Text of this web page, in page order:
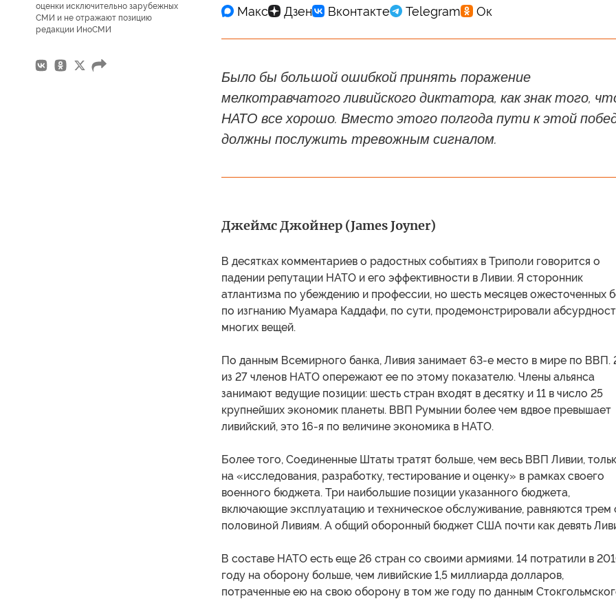
оценки исключительно зарубежных
СМИ и не отражают позицию
редакции ИноСМИ
Было бы большой ошибкой принять поражение
мелкотравчатого ливийского диктатора, как знак того,
НАТО все хорошо. Вместо этого полгода пути к этой
должны послужить тревожным сигналом.
Джеймс Джойнер (James Joyner)
В десятках комментариев о радостных событиях в Триполи говорится о
падении репутации НАТО и его эффективности в Ливии. Я сторонник
атлантизма по убеждению и профессии, но шесть месяцев ожесточенных
по изгнанию Муамара Каддафи, по сути, продемонстрировали
многих вещей.
По данным Всемирного банка, Ливия занимает 63-е место в мире по ВВП.
из 27 членов НАТО опережают ее по этому показателю. Члены альянса
занимают ведущие позиции: шесть стран входят в десятку и 11 в число 25
крупнейших экономик планеты. ВВП Румынии более чем вдвое превышает
ливийский, это 16-я по величине экономика в НАТО.
Более того, Соединенные Штаты тратят больше, чем весь ВВП Ливии,
на «исследования, разработку, тестирование и оценку» в рамках своего
военного бюджета. Три наибольшие позиции указанного бюджета,
включающие эксплуатацию и техническое обслуживание, равняются трем
половиной Ливиям. А общий оборонный бюджет США почти как девять
В составе НАТО есть еще 26 стран со своими армиями. 14 потратили в
году на оборону больше, чем ливийские 1,5 миллиарда долларов,
потраченные ею на свою оборону в том же году по данным